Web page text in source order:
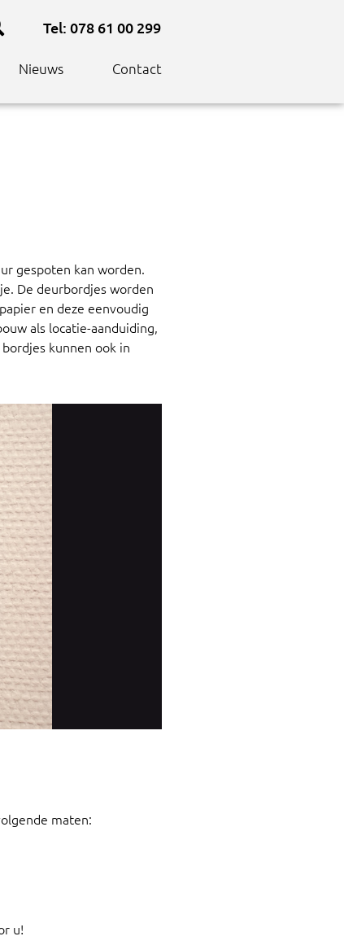
Tel: 078 61 00 299
Nieuws Contact
gespoten kan worden.
De deurbordjes worden
en deze eenvoudig
als locatie-aanduiding,
kunnen ook in
maten:
u!